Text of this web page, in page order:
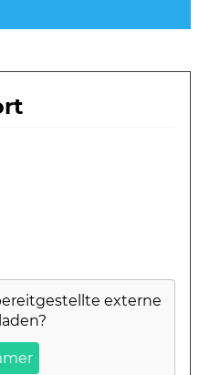
externe